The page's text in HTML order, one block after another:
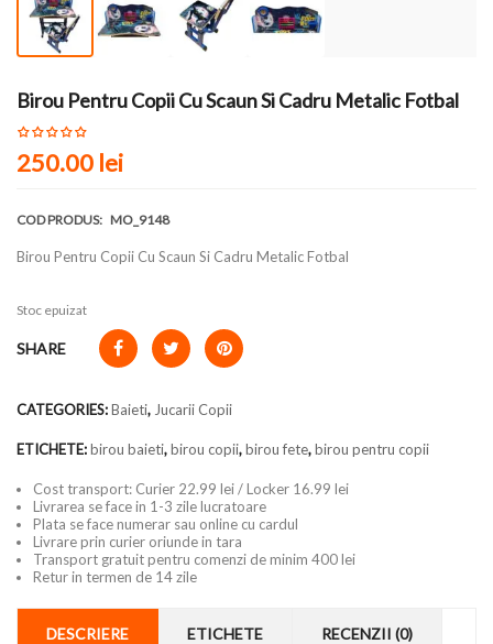
Birou Pentru Copii Cu Scaun Si Cadru Metalic Fotbal
250.00 lei
COD PRODUS: MO_9148
Birou Pentru Copii Cu Scaun Si Cadru Metalic Fotbal
Stoc epuizat
SHARE
CATEGORIES:Baieti, Jucarii Copii
ETICHETE:birou baieti,birou copii,birou fete,birou pentru copii
Cost transport: Curier 22.99 lei / Locker 16.99 lei
Livrarea se face in 1-3 zile lucratoare
Plata se face numerar sau online cu cardul
Livrare prin curier oriunde in tara
Transport gratuit pentru comenzi de minim 400 lei
Retur in termen de 14 zile
DESCRIERE ETICHETE RECENZII (0)